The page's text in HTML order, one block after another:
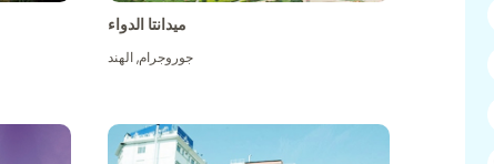
ميدانتا الدواء
جوروجرام,الهند